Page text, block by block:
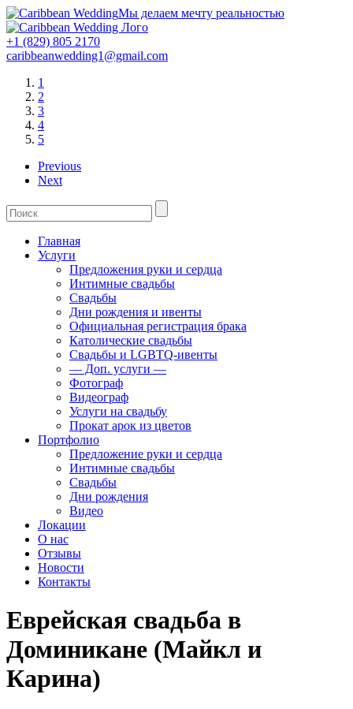
Мы делаем мечту реальностью
+1 (829) 805 2170
caribbeanwedding1@gmail.com
1
2
3
4
5
Previous
Next
Главная
Услуги
Предложения руки и сердца
Интимные свадьбы
Свадьбы
Дни рождения и ивенты
Официальная регистрация брака
Католические свадьбы
Свадьбы и LGBTQ-ивенты
— Доп. услуги —
Фотограф
Видеограф
Услуги на свадьбу
Прокат арок из цветов
Портфолио
Предложение руки и сердца
Интимные свадьбы
Свадьбы
Дни рождения
Видео
Локации
О нас
Отзывы
Новости
Контакты
Еврейская свадьба в
Доминикане (Майкл и
Карина)